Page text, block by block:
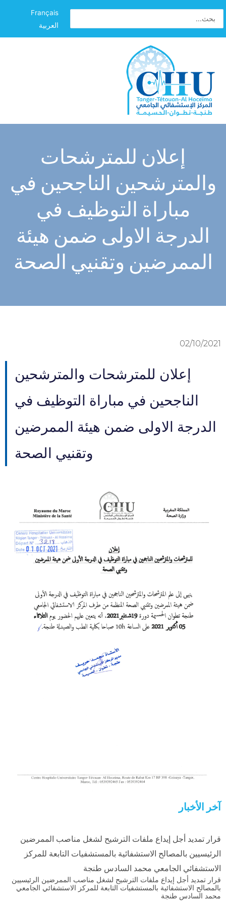
Français
العربية
إعلان للمترشحات
والمترشحين الناجحين في
مباراة التوظيف في
الدرجة الاولى ضمن هيئة
الممرضين وتقنيي الصحة
02/10/2021
إعلان للمترشحات والمترشحين
الناجحين في مباراة التوظيف في
الدرجة الاولى ضمن هيئة الممرضين
وتقنيي الصحة
آخر الأخبار
قرار تمديد أجل إيداع ملفات الترشيح لشغل مناصب الممرضين
الرئيسيين بالمصالح الاستشفائية بالمستشفيات التابعة للمركز
الاستشفائي الجامعي محمد السادس طنجة
قرار تمديد أجل إيداع ملفات الترشيح لشغل مناصب الممرضين الرئيسيين
بالمصالح الاستشفائية بالمستشفيات التابعة للمركز الاستشفائي الجامعي
محمد السادس طنجة